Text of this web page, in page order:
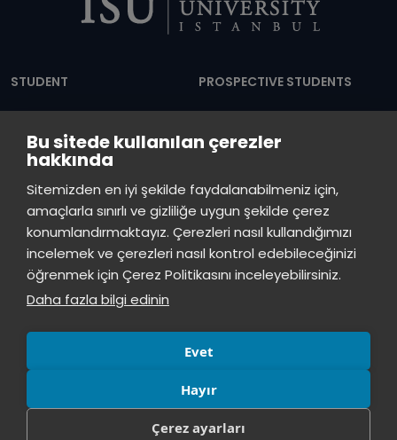
Bu sitede kullanılan çerezler
hakkında
Sitemizden en iyi şekilde faydalanabilmeniz için,
amaçlarla sınırlı ve gizliliğe uygun şekilde çerez
konumlandırmaktayız. Çerezleri nasıl kullandığımızı
incelemek ve çerezleri nasıl kontrol edebileceğinizi
öğrenmek için Çerez Politikasını inceleyebilirsiniz.
Daha fazla bilgi edinin
Evet
Hayır
Çerez ayarları
STUDENT
Calendar
Announcements
Student Information
PROSPECTIVE STUDENTS
Degree
Graduate Programs
Continuous Education
ISTINYE